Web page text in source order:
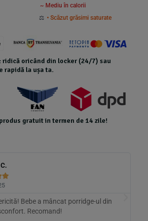
~ Mediu în calorii
⚖️ • Scăzut grăsimi saturate
oricând din locker (24/7) sau
rapidă la ușa ta.
gratuit in termen de 14 zile!

Bebe a mâncat porridge-ul din
Recomand!